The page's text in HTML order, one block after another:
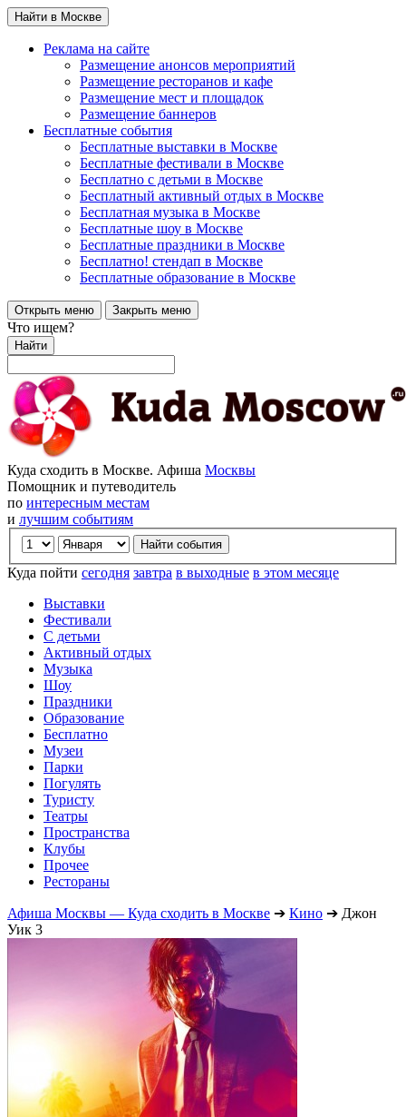
Найти в Москве
Реклама на сайте
Размещение анонсов мероприятий
Размещение ресторанов и кафе
Размещение мест и площадок
Размещение баннеров
Бесплатные события
Бесплатные выставки в Москве
Бесплатные фестивали в Москве
Бесплатно с детьми в Москве
Бесплатный активный отдых в Москве
Бесплатная музыка в Москве
Бесплатные шоу в Москве
Бесплатные праздники в Москве
Бесплатно! стендап в Москве
Бесплатные образование в Москве
Открыть меню Закрыть меню
Что ищем?
Найти
Куда сходить в Москве. Афиша Москвы
Помощник и путеводитель
по интересным местам
и лучшим событиям
Куда пойти сегодня завтра в выходные в этом месяце
Выставки
Фестивали
С детьми
Активный отдых
Музыка
Шоу
Праздники
Образование
Бесплатно
Музеи
Парки
Погулять
Туристу
Театры
Пространства
Клубы
Прочее
Рестораны
Афиша Москвы — Куда сходить в Москве ➔ Кино ➔ Джон
Уик 3